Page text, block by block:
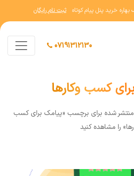
بهاره خرید پنل پیام کوتاه ثبت نام رایگان
07191312130
کسب وکارها
منتشر شده برای برچسب «پیامک برای کسب
را مشاهده کنيد